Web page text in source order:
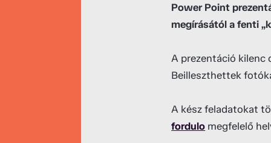
Power Point
megírásától a fenti
A prezentáció kilenc
Beilleszthettek
A kész feladatokat
fordulo megfelelő